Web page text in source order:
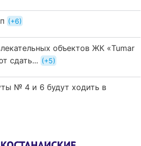
+6
объектов ЖК «Tumar
сдать...
+5
№ 4 и 6 будут ходить в